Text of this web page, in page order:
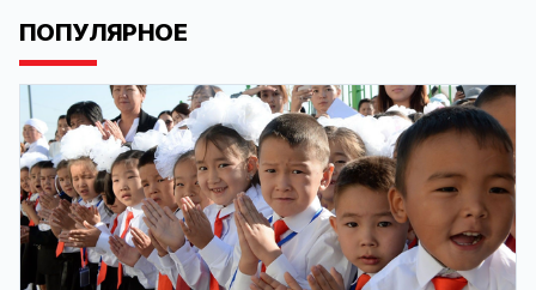
ПОПУЛЯРНОЕ